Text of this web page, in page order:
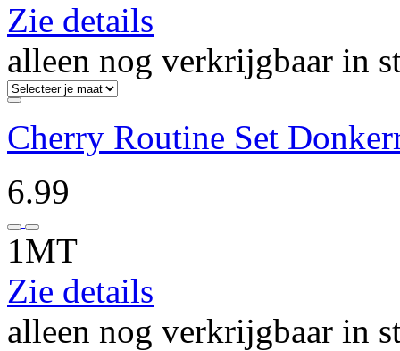
Zie details
alleen nog verkrijgbaar in
Cherry Routine Set
6.99
1MT
Zie details
alleen nog verkrijgbaar in